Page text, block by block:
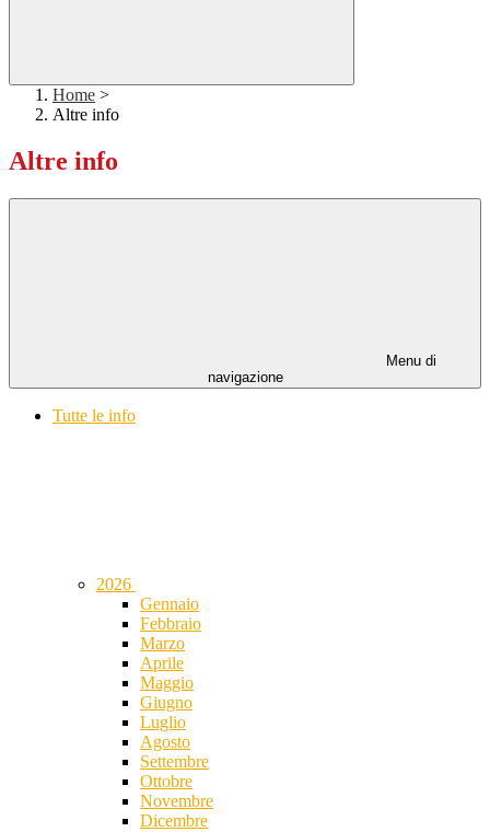
Home >
Altre info
Altre info
Menu di
navigazione
Tutte le info
2026
Gennaio
Febbraio
Marzo
Aprile
Maggio
Giugno
Luglio
Agosto
Settembre
Ottobre
Novembre
Dicembre